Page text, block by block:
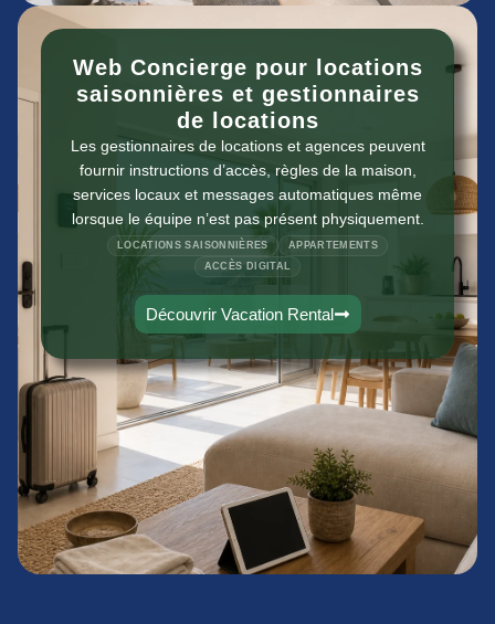
Web Concierge pour locations
saisonnières et gestionnaires
de locations
Les gestionnaires de locations et agences peuvent
fournir instructions d’accès, règles de la maison,
services locaux et messages automatiques même
lorsque le équipe n’est pas présent physiquement.
LOCATIONS SAISONNIÈRES
APPARTEMENTS
ACCÈS DIGITAL
Découvrir Vacation Rental